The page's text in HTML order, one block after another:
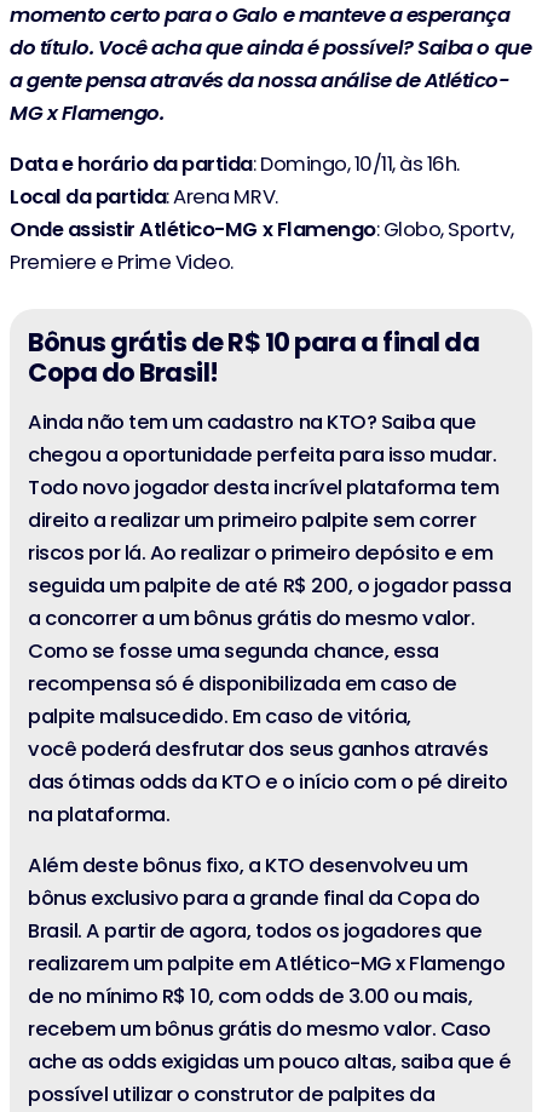
momento certo para o Galo e manteve a esperança
do título. Você acha que ainda é possível? Saiba o que
a gente pensa através da nossa análise de Atlético-
MG x Flamengo.
Data e horário da partida: Domingo, 10/11, às 16h.
Local da partida: Arena MRV.
Onde assistir Atlético-MG x Flamengo: Globo, Sportv,
Premiere e Prime Video.
Bônus grátis de R$ 10 para a final da
Copa do Brasil!
Ainda não tem um cadastro na KTO? Saiba que
chegou a oportunidade perfeita para isso mudar.
Todo novo jogador desta incrível plataforma tem
direito a realizar um primeiro palpite sem correr
riscos por lá. Ao realizar o primeiro depósito e em
seguida um palpite de até R$ 200, o jogador passa
a concorrer a um bônus grátis do mesmo valor.
Como se fosse uma segunda chance, essa
recompensa só é disponibilizada em caso de
palpite malsucedido. Em caso de vitória,
você poderá desfrutar dos seus ganhos através
das ótimas odds da KTO e o início com o pé direito
na plataforma.
Além deste bônus fixo, a KTO desenvolveu um
bônus exclusivo para a grande final da Copa do
Brasil. A partir de agora, todos os jogadores que
realizarem um palpite em Atlético-MG x Flamengo
de no mínimo R$ 10, com odds de 3.00 ou mais,
recebem um bônus grátis do mesmo valor. Caso
ache as odds exigidas um pouco altas, saiba que é
possível utilizar o construtor de palpites da